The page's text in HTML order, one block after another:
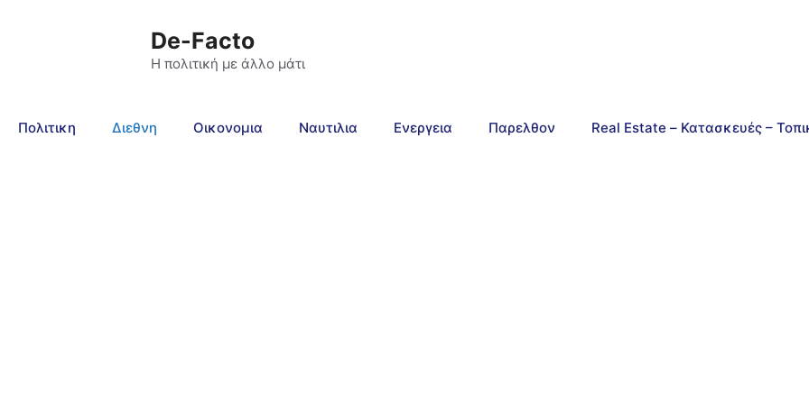
De-Facto
Η πολιτική με άλλο μάτι
Πολιτικη Διεθνη Οικονομια Ναυτιλια Ενεργεια Παρελθον Real Estate – Κατασκευές –